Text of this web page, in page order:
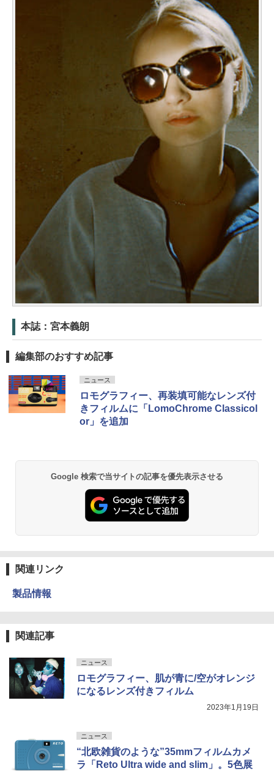
本誌：宮本義朗
編集部のおすすめ記事
ニュース
ロモグラフィー、再装填可能なレンズ付
きフィルムに「LomoChrome Classicol
or」を追加
Google 検索で当サイトの記事を優先表示させる
関連リンク
製品情報
関連記事
ニュース
ロモグラフィー、肌が青に/空がオレンジ
になるレンズ付きフィルム
2023年1月19日
ニュース
“北欧雑貨のような”35mmフィルムカメ
ラ「Reto Ultra wide and slim」。5色展